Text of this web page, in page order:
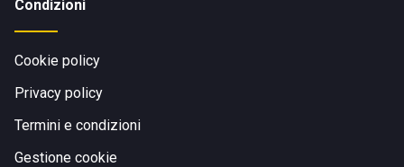
Condizioni
Cookie policy
Privacy policy
Termini e condizioni
Gestione cookie